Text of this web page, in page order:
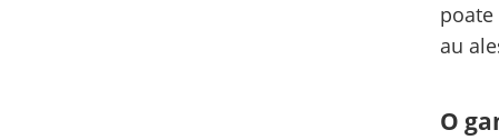
poate
au
O